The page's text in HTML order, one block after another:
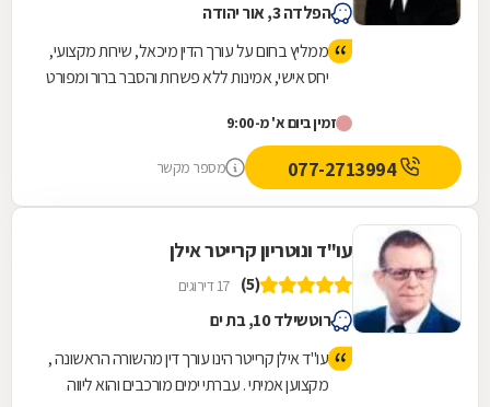
הפלדה 3, אור יהודה
ממליץ בחום על עורך הדין מיכאל, שירות מקצועי,
יחס אישי, אמינות ללא פשרות והסבר ברור ומפורט
זמין ביום א' מ-9:00
077-2713994 מספר מקשר
עו"ד ונוטריון קרייטר אילן
(5) 17 דירוגים
רוטשילד 10, בת ים
עו"ד אילן קרייטר הינו עורך דין מהשורה הראשונה ,
מקצוען אמיתי . עברתי ימים מורכבים והוא ליווה